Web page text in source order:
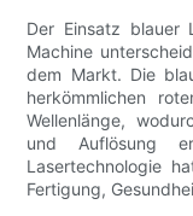
Der Einsatz blauer
Machine
dem Markt. Die
herkömmlichen
Wellenlänge,
und Auflösung
Lasertechnologie
Fertigung,